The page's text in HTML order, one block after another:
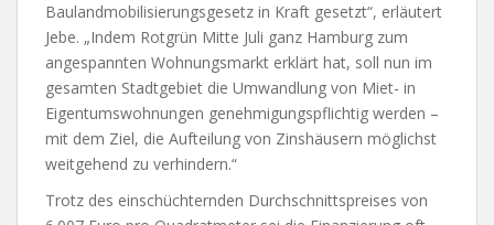
Baulandmobilisierungsgesetz in Kraft gesetzt“, erläutert
Jebe. „Indem Rotgrün Mitte Juli ganz Hamburg zum
angespannten Wohnungsmarkt erklärt hat, soll nun im
gesamten Stadtgebiet die Umwandlung von Miet- in
Eigentumswohnungen genehmigungspflichtig werden –
mit dem Ziel, die Aufteilung von Zinshäusern möglichst
weitgehend zu verhindern.“
Trotz des einschüchternden Durchschnittspreises von